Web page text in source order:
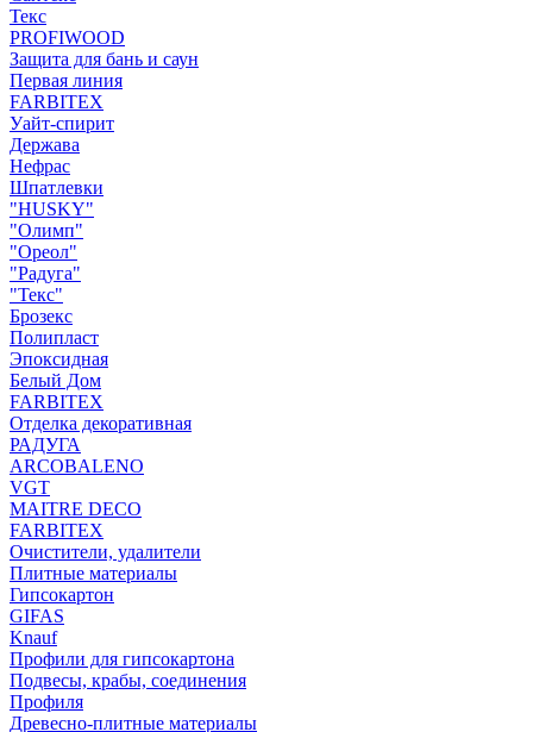
Текс
PROFIWOOD
Защита для бань и саун
Первая линия
FARBITEX
Уайт-спирит
Держава
Нефрас
Шпатлевки
"HUSKY"
"Олимп"
"Ореол"
"Радуга"
"Текс"
Брозекс
Полипласт
Эпоксидная
Белый Дом
FARBITEX
Отделка декоративная
РАДУГА
ARCOBALENO
VGT
MAITRE DECO
FARBITEX
Очистители, удалители
Плитные материалы
Гипсокартон
GIFAS
Knauf
Профили для гипсокартона
Подвесы, крабы, соединения
Профиля
Древесно-плитные материалы